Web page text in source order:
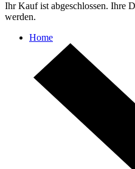
Ihr Kauf ist abgeschlossen. Ihre
werden.
Home